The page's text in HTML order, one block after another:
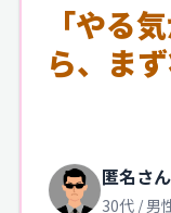
「やる
ら、ま
匿名さん
30代 / 男